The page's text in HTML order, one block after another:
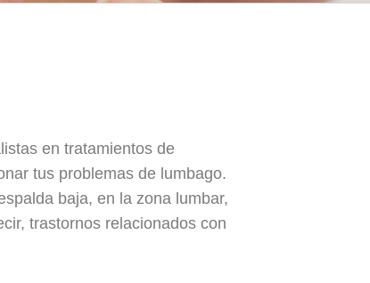
en tratamientos de
tus problemas de lumbago.
baja, en la zona lumbar,
trastornos relacionados con